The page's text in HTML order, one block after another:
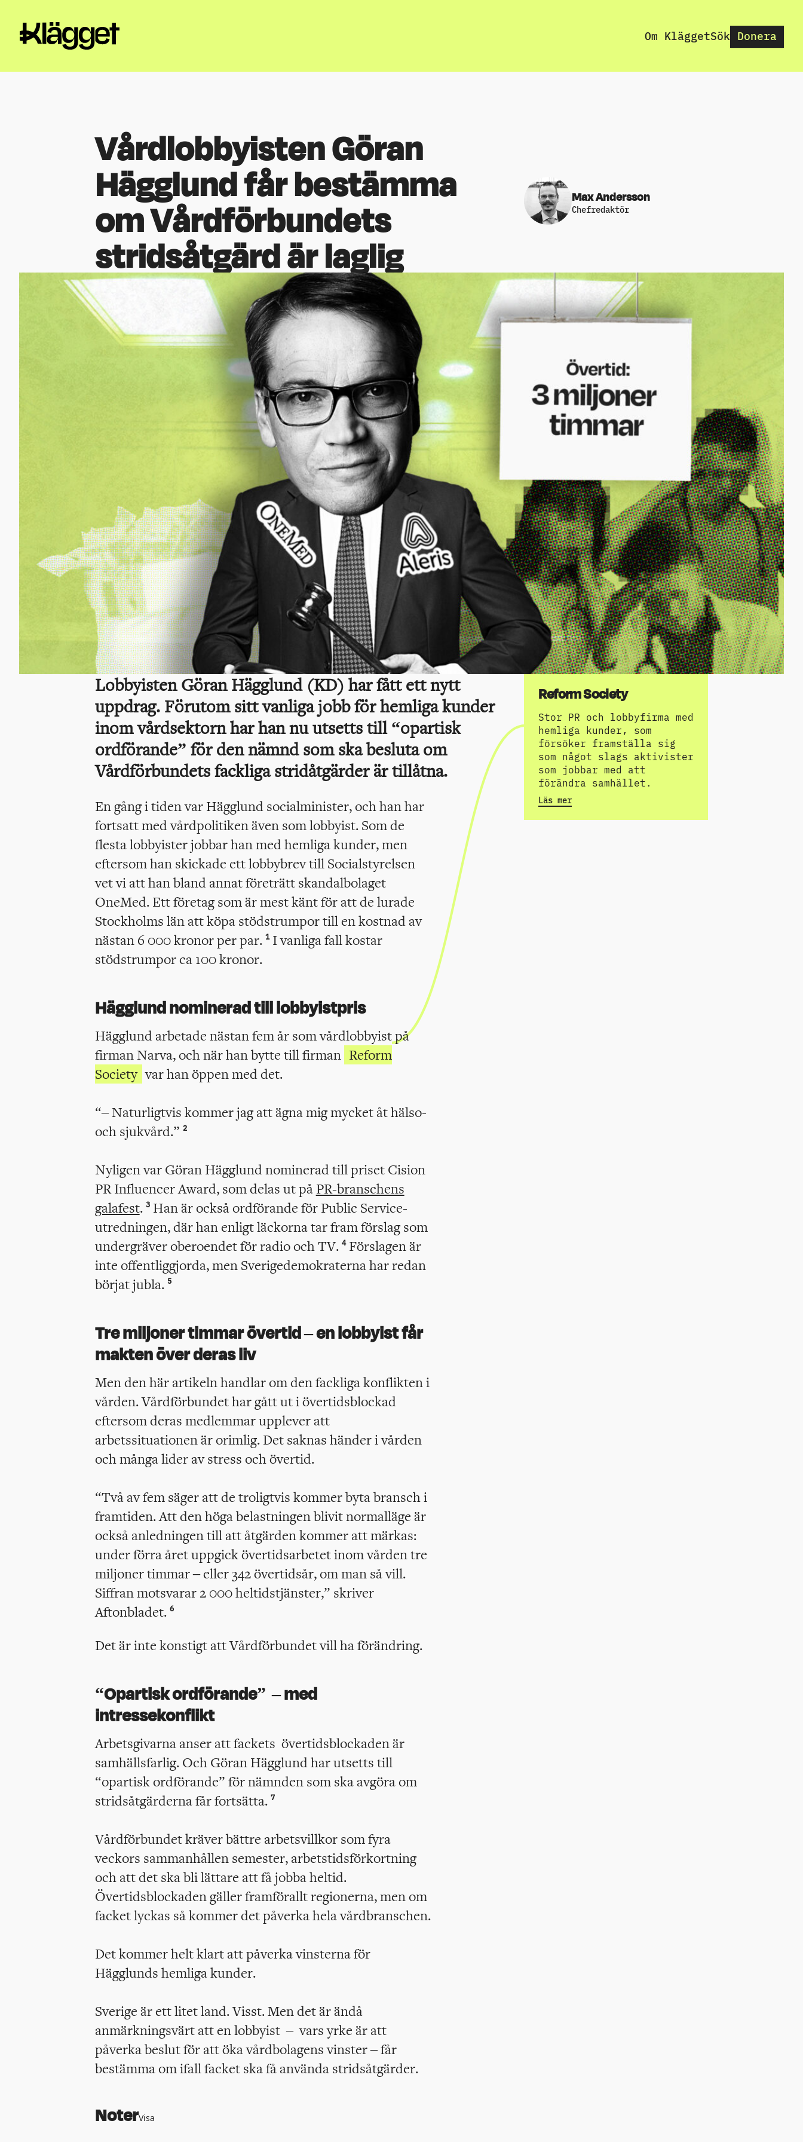
Om KläggetSök Donera
Vårdlobbyisten Göran
Hägglund får bestämma
om Vårdförbundets
stridsåtgärd är laglig
Max Andersson
Chefredaktör
Lobbyisten Göran Hägglund (KD) har fått ett nytt
uppdrag. Förutom sitt vanliga jobb för hemliga kunder
inom vårdsektorn har han nu utsetts till “opartisk
ordförande” för den nämnd som ska besluta om
Vårdförbundets fackliga stridåtgärder är tillåtna.
En gång i tiden var Hägglund socialminister, och han har
fortsatt med vårdpolitiken även som lobbyist. Som de
flesta lobbyister jobbar han med hemliga kunder, men
eftersom han skickade ett lobbybrev till Socialstyrelsen
vet vi att han bland annat företrätt skandalbolaget
OneMed. Ett företag som är mest känt för att de lurade
Stockholms län att köpa stödstrumpor till en kostnad av
nästan 6 000 kronor per par. 1I vanliga fall kostar
stödstrumpor ca 100 kronor.
Hägglund nominerad till lobbyistpris
Hägglund arbetade nästan fem år som vårdlobbyist på
firman Narva, och när han bytte till firman Reform
Society var han öppen med det.
“– Naturligtvis kommer jag att ägna mig mycket åt hälso-
och sjukvård.” 2
Nyligen var Göran Hägglund nominerad till priset Cision
PR Influencer Award, som delas ut på PR-branschens
galafest. 3Han är också ordförande för Public Service-
utredningen, där han enligt läckorna tar fram förslag som
undergräver oberoendet för radio och TV. 4Förslagen är
inte offentliggjorda, men Sverigedemokraterna har redan
börjat jubla. 5
Tre miljoner timmar övertid – en lobbyist får
makten över deras liv
Men den här artikeln handlar om den fackliga konflikten i
vården. Vårdförbundet har gått ut i övertidsblockad
eftersom deras medlemmar upplever att
arbetssituationen är orimlig. Det saknas händer i vården
och många lider av stress och övertid.
“Två av fem säger att de troligtvis kommer byta bransch i
framtiden. Att den höga belastningen blivit normalläge är
också anledningen till att åtgärden kommer att märkas:
under förra året uppgick övertidsarbetet inom vården tre
miljoner timmar – eller 342 övertidsår, om man så vill.
Siffran motsvarar 2 000 heltidstjänster,” skriver
Aftonbladet. 6
Det är inte konstigt att Vårdförbundet vill ha förändring.
“Opartisk ordförande” – med
intressekonflikt
Arbetsgivarna anser att fackets övertidsblockaden är
samhällsfarlig. Och Göran Hägglund har utsetts till
“opartisk ordförande” för nämnden som ska avgöra om
stridsåtgärderna får fortsätta. 7
Vårdförbundet kräver bättre arbetsvillkor som fyra
veckors sammanhållen semester, arbetstidsförkortning
och att det ska bli lättare att få jobba heltid.
Övertidsblockaden gäller framförallt regionerna, men om
facket lyckas så kommer det påverka hela vårdbranschen.
Det kommer helt klart att påverka vinsterna för
Hägglunds hemliga kunder.
Sverige är ett litet land. Visst. Men det är ändå
anmärkningsvärt att en lobbyist – vars yrke är att
påverka beslut för att öka vårdbolagens vinster – får
bestämma om ifall facket ska få använda stridsåtgärder.
NoterVisa
Reform Society
Stor PR och lobbyfirma med
hemliga kunder, som
försöker framställa sig
som något slags aktivister
som jobbar med att
förändra samhället.
Läs mer